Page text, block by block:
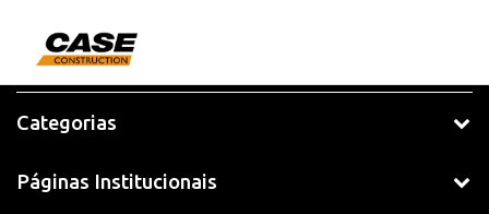
Categorias
Páginas Institucionais